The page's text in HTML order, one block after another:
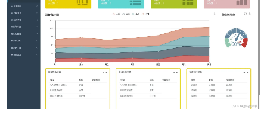
串口上位机软件
运动控制上位机软件
物流线调度控制软件
PLC上位机软件